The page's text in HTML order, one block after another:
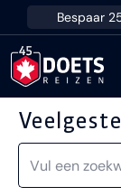
Ga direct naar
Bespaar